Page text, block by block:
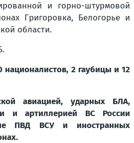
и горно-штурмовой
Григоровка, Белогорье и
области.
2 гаубицы и 12
авиацией, ударных БЛА,
и артиллерией ВС России
ПВД ВСУ и иностранных